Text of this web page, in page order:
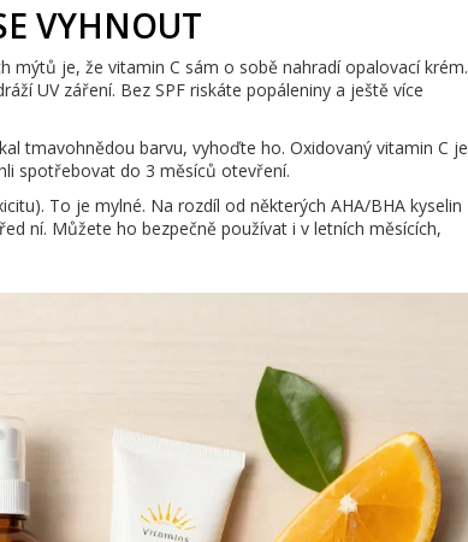
VYHNOUT
mýtů je, že vitamin C sám o sobě nahradí opalovací krém.
UV záření. Bez SPF riskáte popáleniny a ještě více
tmavohnědou barvu, vyhoďte ho. Oxidovaný vitamin C je
spotřebovat do 3 měsíců otevření.
To je mylné. Na rozdíl od některých AHA/BHA kyselin
ní. Můžete ho bezpečně používat i v letních měsících,